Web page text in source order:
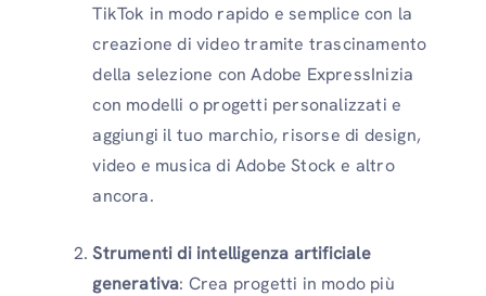
TikTok in modo rapido e semplice con la
creazione di video tramite trascinamento
della selezione con Adobe ExpressInizia
con modelli o progetti personalizzati e
aggiungi il tuo marchio, risorse di design,
video e musica di Adobe Stock e altro
ancora.
Strumenti di intelligenza artificiale
generativa: Crea progetti in modo più